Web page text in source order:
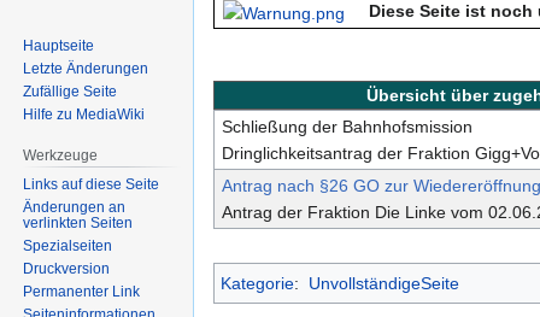
Zur
Navigation
Zur
Suche
Diese Seite ist
Übersicht über
Schließung der Bahnhofsmission
Dringlichkeitsantrag der Fraktion
Antrag nach §26 GO zur
Antrag der Fraktion Die Linke vom
Kategorie: UnvollständigeSeite
Hauptseite
Letzte Änderungen
Zufällige Seite
Hilfe zu MediaWiki
Werkzeuge
Links auf diese Seite
Änderungen an
verlinkten Seiten
Spezialseiten
Druckversion
Permanenter Link